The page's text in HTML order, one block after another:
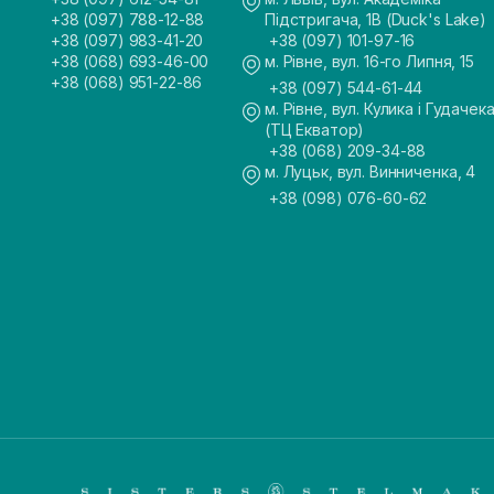
+38 (097) 788-12-88
+38 (097) 983-41-20
+38 (068) 693-46-00
+38 (068) 951-22-86
Підстригача, 1В (Duck's Lake)
+38 (097) 101-97-16
м. Рівне, вул. 16-го Липня, 15
+38 (097) 544-61-44
м. Рівне, вул. Кулика і
(ТЦ Екватор)
+38 (068) 209-34-88
м. Луцьк, вул. Винниченка, 4
+38 (098) 076-60-62